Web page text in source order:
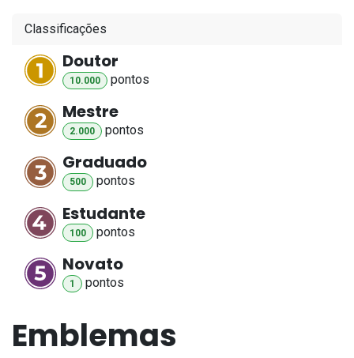
Classificações
Doutor
10.000 pontos
Mestre
2.000 pontos
Graduado
500 pontos
Estudante
100 pontos
Novato
1 pontos
Emblemas